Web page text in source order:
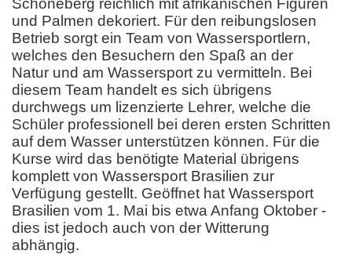
und Palmen dekoriert. Für den reibungslosen
Betrieb sorgt ein Team von Wassersportlern,
welches den Besuchern den Spaß an der
Natur und am Wassersport zu vermitteln. Bei
diesem Team handelt es sich übrigens
durchwegs um lizenzierte Lehrer, welche die
Schüler professionell bei deren ersten Schritten
auf dem Wasser unterstützen können. Für die
Kurse wird das benötigte Material übrigens
komplett von Wassersport Brasilien zur
Verfügung gestellt. Geöffnet hat Wassersport
Brasilien vom 1. Mai bis etwa Anfang Oktober -
dies ist jedoch auch von der Witterung
abhängig.